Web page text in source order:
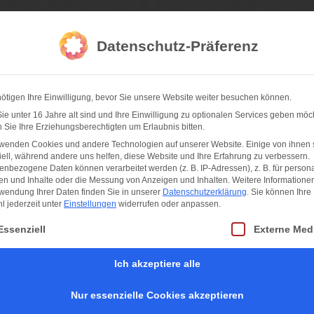
Fotografie
Feste
7s
trifft auf Olympiasieger Fidschi,
Deutschland gegen Olympiasieger Fidschi und
Neuseeland gegen England in der Revanche vom
der interessantesten Duelle in der Vorrunde der
Datenschutz-Präferenz
Ihre Einwilligung, bevor Sie unsere Website weiter besuchen können.
unter 16 Jahre alt sind und Ihre Einwilligung zu optionalen Services geben
Sie Ihre Erziehungsberechtigten um Erlaubnis bitten.
Cookies und andere Technologien auf unserer Website. Einige von ihnen
während andere uns helfen, diese Website und Ihre Erfahrung zu verbessern.
Daten können verarbeitet werden (z. B. IP-Adressen), z. B. für
und Inhalte oder die Messung von Anzeigen und Inhalten. Weitere
Ihrer Daten finden Sie in unserer Datenschutzerklärung. Sie können Ihre
jederzeit unter Einstellungen widerrufen oder anpassen.
eine Liste der Service-Gruppen, für die eine Einwilligung erteilt werden
Externe
Ich akzeptiere alle
Nur essenzielle Cookies akzeptieren